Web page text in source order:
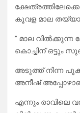
കൂവള മാല
” മാല വിൽക്കുന്ന
കൊച്ചിന് ഒട്ടും
അടുത്ത് നിന്ന
അനീഷ്
എന്നും രാവിലെ